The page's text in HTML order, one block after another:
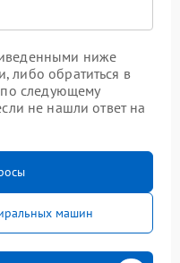
ниже
либо обратиться в
следующему
не нашли ответ на
машин